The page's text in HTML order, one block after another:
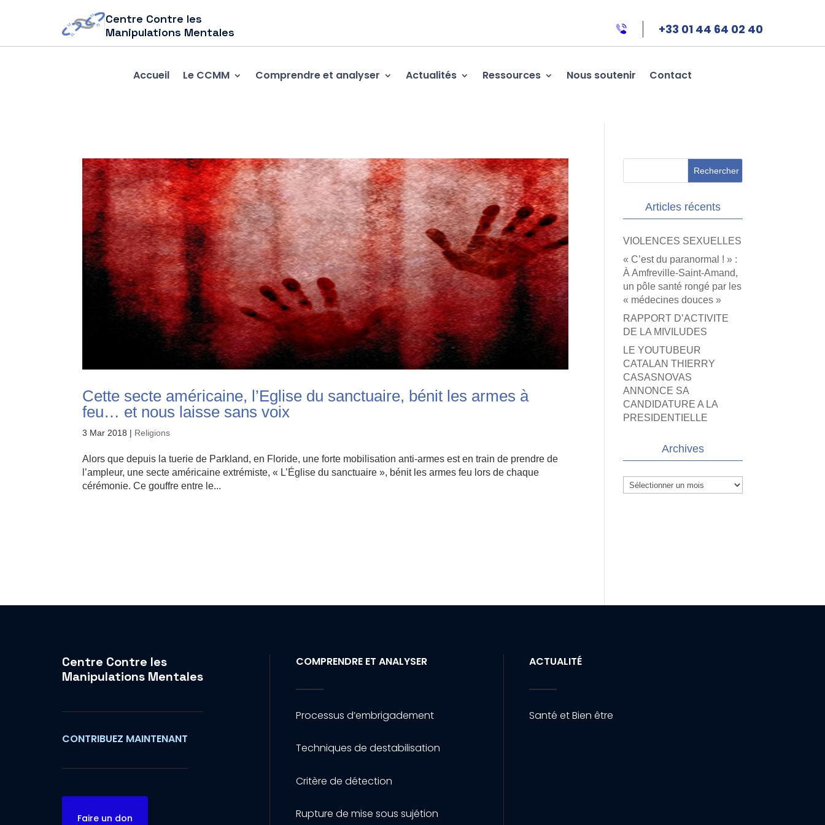
Centre Contre les
Manipulations Mentales
+33 01 44 64 02 40
Accueil Le CCMM Comprendre et analyser Actualités Ressources Nous soutenir Contact
Cette secte américaine, l’Eglise du sanctuaire, bénit les armes à
feu… et nous laisse sans voix
3 Mar 2018 | Religions
Alors que depuis la tuerie de Parkland, en Floride, une forte mobilisation anti-armes est en train de prendre de
l’ampleur, une secte américaine extrémiste, « L’Église du sanctuaire », bénit les armes feu lors de chaque
cérémonie. Ce gouffre entre le...
Articles récents
VIOLENCES SEXUELLES
« C’est du paranormal ! » :
À Amfreville-Saint-Amand,
un pôle santé rongé par les
« médecines douces »
RAPPORT D’ACTIVITE
DE LA MIVILUDES
LE YOUTUBEUR
CATALAN THIERRY
CASASNOVAS
ANNONCE SA
CANDIDATURE A LA
PRESIDENTIELLE
Archives
Archives
Centre Contre les
Manipulations Mentales
CONTRIBUEZ MAINTENANT
Faire un don
COMPRENDRE ET ANALYSER
Processus d’embrigadement
Techniques de destabilisation
Critère de détection
Rupture de mise sous sujétion
ACTUALITÉ
Santé et Bien être